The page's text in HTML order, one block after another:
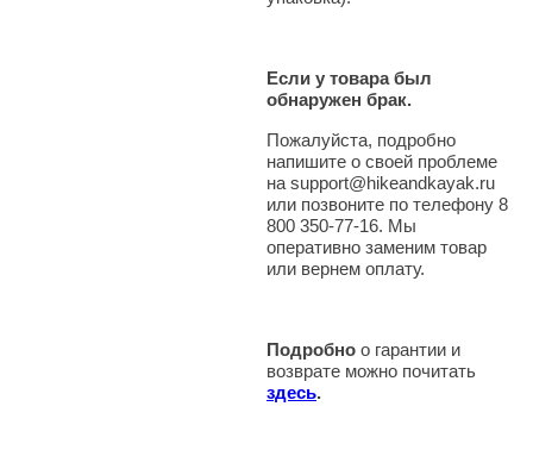
Если у товара был
обнаружен брак.
Пожалуйста, подробно
напишите о своей проблеме
на support@hikeandkayak.ru
или позвоните по телефону 8
800 350-77-16. Мы
оперативно заменим товар
или вернем оплату.
Подробно о гарантии и
возврате можно почитать
здесь.